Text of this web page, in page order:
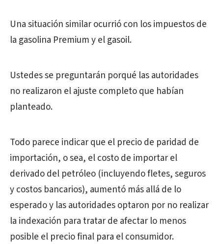
Una situación similar ocurrió con los impuestos de
la gasolina Premium y el gasoil.
Ustedes se preguntarán porqué las autoridades
no realizaron el ajuste completo que habían
planteado.
Todo parece indicar que el precio de paridad de
importación, o sea, el costo de importar el
derivado del petróleo (incluyendo fletes, seguros
y costos bancarios), aumentó más allá de lo
esperado y las autoridades optaron por no realizar
la indexación para tratar de afectar lo menos
posible el precio final para el consumidor.